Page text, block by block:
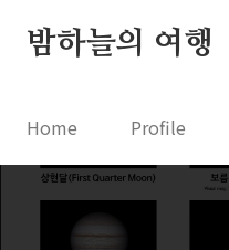
밤하늘의 여행
Home Profile
Astro News